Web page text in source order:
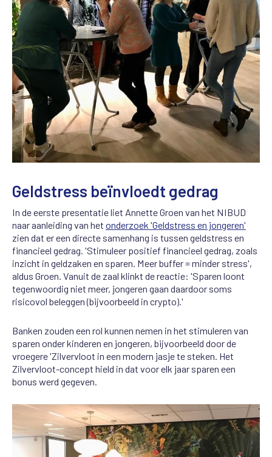
Geldstress beïnvloedt gedrag
In de eerste presentatie liet Annette Groen van het NIBUD
naar aanleiding van het onderzoek 'Geldstress en jongeren'
zien dat er een directe samenhang is tussen geldstress en
financieel gedrag. 'Stimuleer positief financieel gedrag, zoals
inzicht in geldzaken en sparen. Meer buffer = minder stress',
aldus Groen. Vanuit de zaal klinkt de reactie: 'Sparen loont
tegenwoordig niet meer, jongeren gaan daardoor soms
risicovol beleggen (bijvoorbeeld in crypto).'
Banken zouden een rol kunnen nemen in het stimuleren van
sparen onder kinderen en jongeren, bijvoorbeeld door de
vroegere 'Zilvervloot in een modern jasje te steken. Het
Zilvervloot-concept hield in dat voor elk jaar sparen een
bonus werd gegeven.